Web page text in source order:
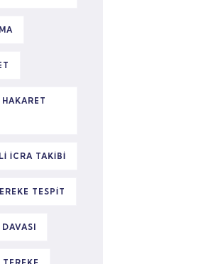
ICRA TAKIBI
TESPIT